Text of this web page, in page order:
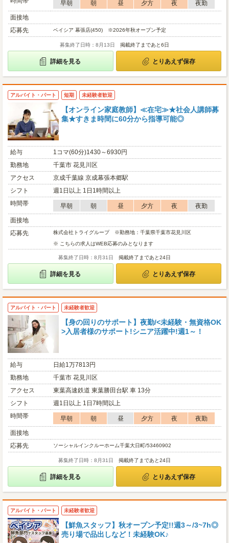
早朝 朝 昼 夕方 夜
夜勤
面接地
応募先
ベイシア 幕張店(450) ※2026年秋オープン予定
募集終了日時：8月13日 掲載終了まであと6日
詳細を見る とりあえず保存
アルバイト・パート 短期 未経験者歓迎
【オンライン家庭教師】≪在宅≫★社会人講師募
集★すきま時間に60分から指導可能◎
給与
1コマ(60分)1430～6930円
勤務地
千葉市 花見川区
アクセス
京成千葉線 京成幕張本郷駅
シフト
週1日以上 1日1時間以上
時間帯
早朝 朝 昼 夕方 夜
夜勤
面接地
応募先
株式会社トライグループ ※勤務地：千葉県千葉市花見川区
※ こちらの求人はWEB応募のみとなります
募集終了日時：8月31日 掲載終了まであと24日
詳細を見る とりあえず保存
アルバイト・パート 未経験者歓迎
【身の回りのサポート】夜勤/<未経験・無資格OK
>入居者様のサポート!シニア活躍中!週1～！
給与
日給1万7813円
勤務地
千葉市 花見川区
アクセス
東葉高速鉄道 東葉勝田台駅 車 13分
シフト
週1日以上 1日7時間以上
時間帯
早朝 朝 昼 夕方 夜
夜勤
面接地
応募先
ソーシャルインクルーホーム千葉大日町/53460902
募集終了日時：8月31日 掲載終了まであと24日
詳細を見る とりあえず保存
アルバイト・パート 未経験者歓迎
【鮮魚スタッフ】秋オープン予定!!週3～/3~7h◎
売り場で品出しなど！未経験OK♪